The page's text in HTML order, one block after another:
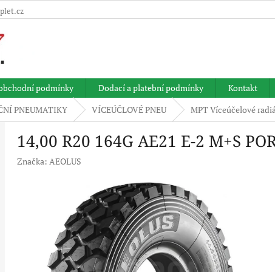
podmínky Dodací a platební podmínky Kontakt
PNEUMATIKY VÍCEÚČLOVÉ PNEU MPT Víceúčelové
14,00 R20 164G AE21 E-2 M+S
Značka: AEOLUS